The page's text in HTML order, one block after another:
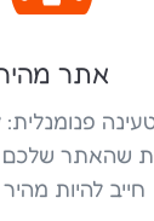
אתר
שהאתר
חייב להיות